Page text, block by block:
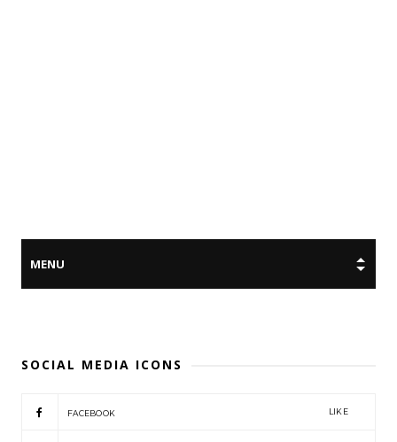
SOCIAL MEDIA ICONS
FACEBOOK LIKE